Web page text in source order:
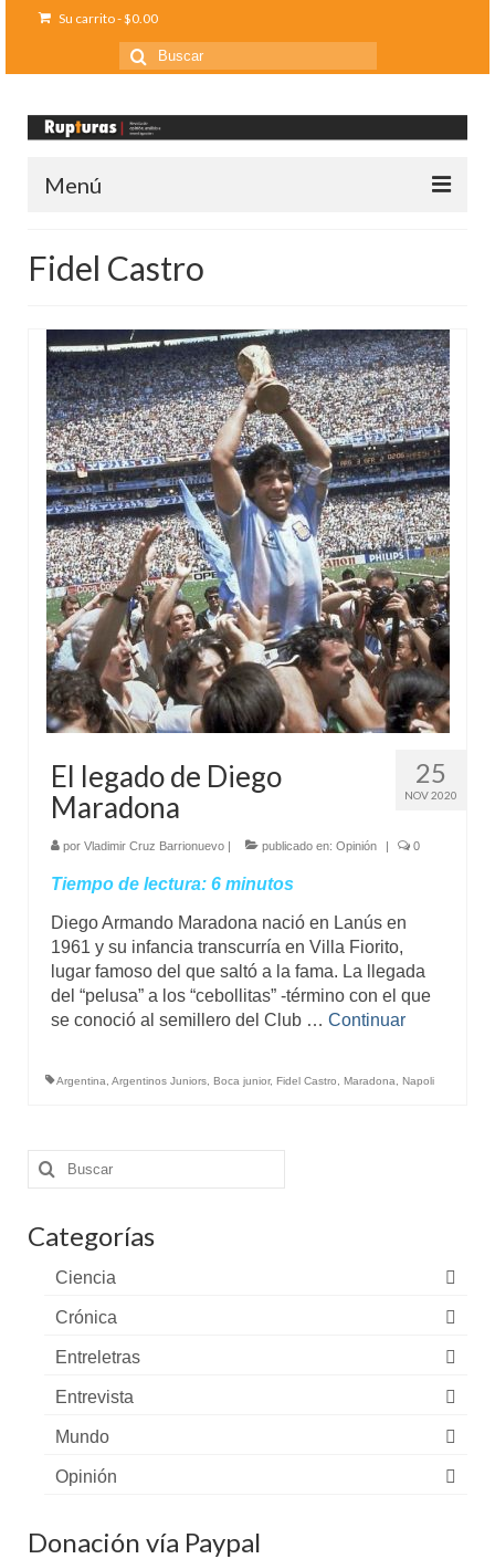
Su carrito-$0.00
Buscar
por:
Menú
Contáctanos
Opinión
Entreletras
Ciencia
Mundo
Aula Virtual
Fidel Castro
25
NOV 2020
El legado de Diego
Maradona
por Vladimir Cruz Barrionuevo | publicado en: Opinión | 0
Tiempo de lectura: 6 minutos
Diego Armando Maradona nació en Lanús en
1961 y su infancia transcurría en Villa Fiorito,
lugar famoso del que saltó a la fama. La llegada
del “pelusa” a los “cebollitas” -término con el que
se conoció al semillero del Club … Continuar
Argentina Argentinos Juniors Boca junior, Fidel Castro Maradona Napoli
Buscar
por:
Categorías
Ciencia
Crónica
Entreletras
Entrevista
Mundo
Opinión
Donación vía Paypal